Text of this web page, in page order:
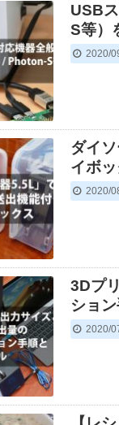
USB
S等）
2020/
ダイ
イボ
2020/
3Dプ
ショ
2020/